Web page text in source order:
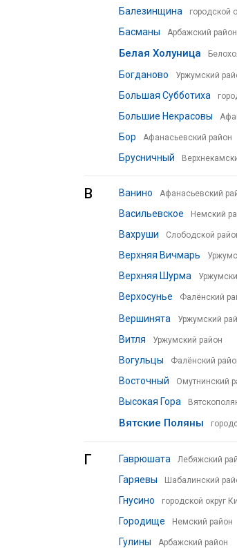
Балезинщина городской
Басманы Арбажский район
Белая Холуница
Богданово Уржумский
Большая Субботиха
Большие Некрасовы
Бор Афанасьевский район
Брусничный
В Ванино Афанасьевский
Васильевское Немский
Вахруши Слободской
Верхняя Вичмарь
Верхняя Шурма
Верхосунье Фалёнский
Вершинята Уржумский
Витля Уржумский район
Вогульцы Фалёнский
Восточный Омутнинский
Высокая Гора
Вятские Поляны
Г Гаврюшата Лебяжский
Гаряевы Шабалинский
Гнусино городской округ
Городище Немский район
Гулины Арбажский район